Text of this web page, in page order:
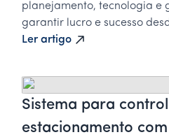
planejamento, tecnologia e
garantir lucro e sucesso
Ler artigo
Sistema para
estacionamento